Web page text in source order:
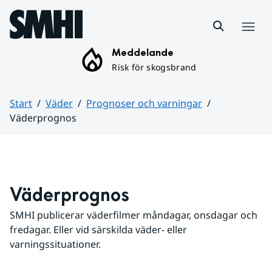
Hoppa till sidans innehåll
Meddelande
Risk för skogsbrand
Start Väder
Prognoser och varningar
Väderprognos
Väderprognos
SMHI publicerar väderfilmer måndagar, onsdagar och
fredagar. Eller vid särskilda väder- eller
varningssituationer.